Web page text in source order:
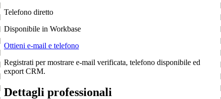
Telefono diretto
Disponibile in Workbase
Ottieni e-mail e telefono
Registrati per mostrare e-mail verificata, telefono disponibile ed
export CRM.
Dettagli professionali